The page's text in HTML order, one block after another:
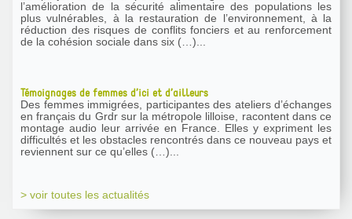
l’amélioration de la sécurité alimentaire des populations les
plus vulnérables, à la restauration de l’environnement, à la
réduction des risques de conflits fonciers et au renforcement
de la cohésion sociale dans six (…)...
Témoignages de femmes d’ici et d’ailleurs
Des femmes immigrées, participantes des ateliers d’échanges
en français du Grdr sur la métropole lilloise, racontent dans ce
montage audio leur arrivée en France. Elles y expriment les
difficultés et les obstacles rencontrés dans ce nouveau pays et
reviennent sur ce qu’elles (…)...
> voir toutes les actualités